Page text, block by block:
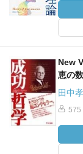
New
恵の
田中
575